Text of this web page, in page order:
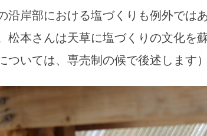
沿岸部における塩づくりも例外では
松本さんは天草に塩づくりの文化を
ついては、専売制の候で後述します）